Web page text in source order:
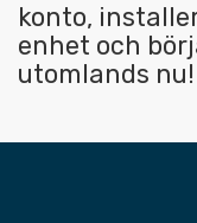
konto,
enhet och
utomlands nu!